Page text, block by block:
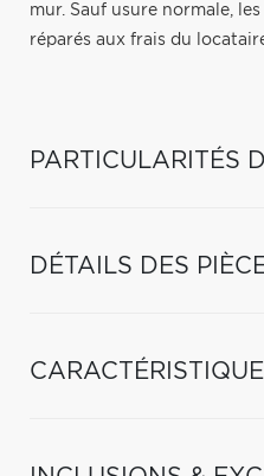
mur. Sauf usure normale,
réparés aux frais du
PARTICULARITÉS
DÉTAILS DES